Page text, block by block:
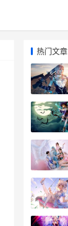
热门文章